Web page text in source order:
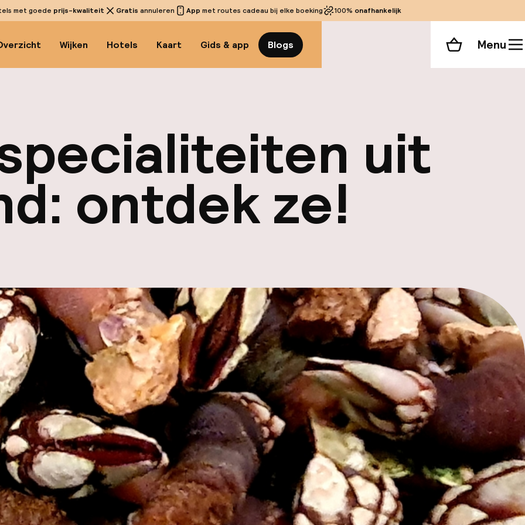
met goede prijs-kwaliteit Gratis annuleren App met routes cadeau bij elke boeking 100% onafhankelijk
Wijken Hotels Kaart Gids & app Blogs Winkelmand
Menu
uit
ontdek ze!